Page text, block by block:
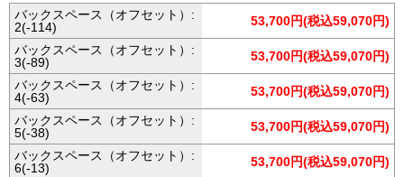
バックスペース（オフセット）:
2(-114)
53,700円(税込59,070円)
バックスペース（オフセット）:
3(-89)
53,700円(税込59,070円)
バックスペース（オフセット）:
4(-63)
53,700円(税込59,070円)
バックスペース（オフセット）:
5(-38)
53,700円(税込59,070円)
バックスペース（オフセット）:
6(-13)
53,700円(税込59,070円)